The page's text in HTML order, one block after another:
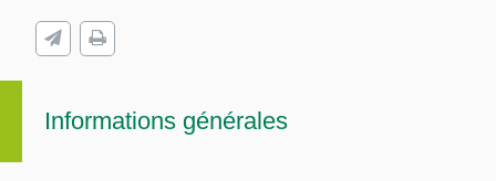
Informations générales